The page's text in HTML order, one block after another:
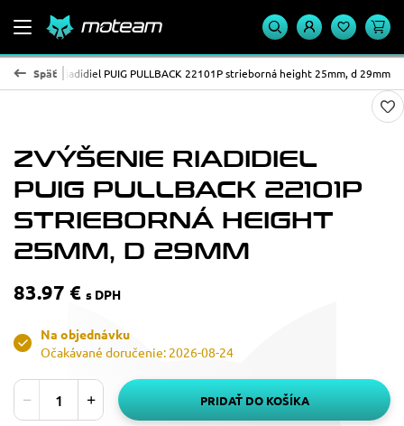
Späť
Zvýšenie riadidiel PUIG PULLBACK 22101P strieborná height 25mm, d 29mm
ZVÝŠENIE RIADIDIEL
PUIG PULLBACK 22101P
STRIEBORNÁ HEIGHT
25MM, D 29MM
83.97 € s DPH
Na objednávku
Očakávané doručenie: 2026-08-24
PRIDAŤ DO KOŠÍKA